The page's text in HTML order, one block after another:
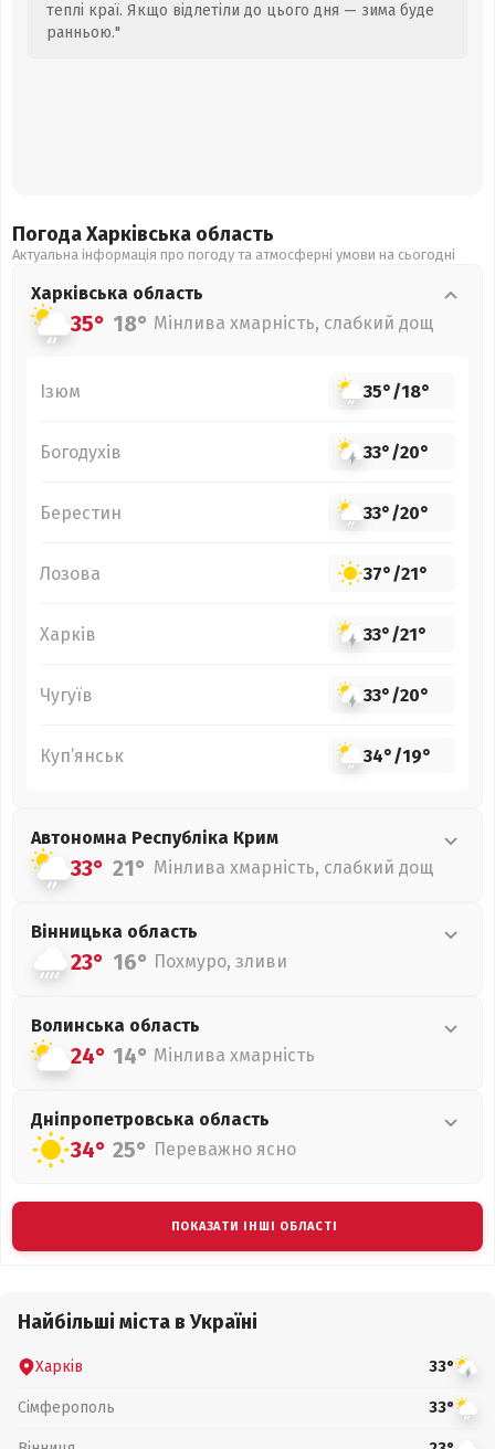
теплі краї. Якщо відлетіли до цього дня — зима буде
ранньою."
Погода Харківська область
Актуальна інформація про погоду та атмосферні умови на сьогодні
Харківська область
35° 18° Мінлива хмарність, слабкий дощ
Ізюм 35°/18°
Богодухів 33°/20°
Берестин 33°/20°
Лозова 37°/21°
Харків 33°/21°
Чугуїв 33°/20°
Куп’янськ 34°/19°
Автономна Республіка Крим
33° 21° Мінлива хмарність, слабкий дощ
Вінницька область
23° 16° Похмуро, зливи
Волинська область
24° 14° Мінлива хмарність
Дніпропетровська область
34° 25° Переважно ясно
ПОКАЗАТИ ІНШІ ОБЛАСТІ
Найбільші міста в Україні
Харків 33°
Сімферополь 33°